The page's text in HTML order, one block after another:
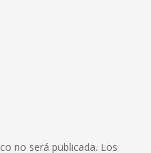
no será publicada. Los